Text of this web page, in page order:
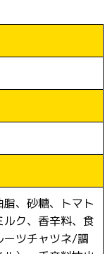
、砂糖、トマト
ク、香辛料、食
ーツチャツネ/調